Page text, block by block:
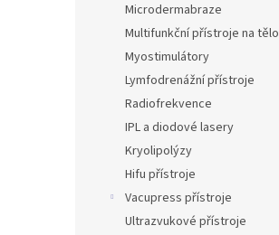
Microdermabraze
Multifunkční přístroje na tělo
Myostimulátory
Lymfodrenážní přístroje
Radiofrekvence
IPL a diodové lasery
Kryolipolýzy
Hifu přístroje
Vacupress přístroje
Ultrazvukové přístroje